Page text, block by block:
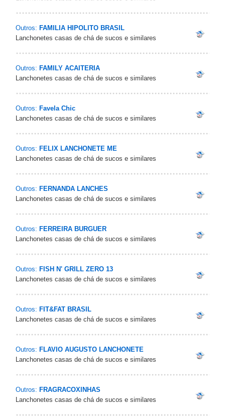
Outros: FAMILIA HIPOLITO BRASIL
Lanchonetes casas de chá de sucos e similares
Outros: FAMILY ACAITERIA
Lanchonetes casas de chá de sucos e similares
Outros: Favela Chic
Lanchonetes casas de chá de sucos e similares
Outros: FELIX LANCHONETE ME
Lanchonetes casas de chá de sucos e similares
Outros: FERNANDA LANCHES
Lanchonetes casas de chá de sucos e similares
Outros: FERREIRA BURGUER
Lanchonetes casas de chá de sucos e similares
Outros: FISH N' GRILL ZERO 13
Lanchonetes casas de chá de sucos e similares
Outros: FIT&FAT BRASIL
Lanchonetes casas de chá de sucos e similares
Outros: FLAVIO AUGUSTO LANCHONETE
Lanchonetes casas de chá de sucos e similares
Outros: FRAGRACOXINHAS
Lanchonetes casas de chá de sucos e similares